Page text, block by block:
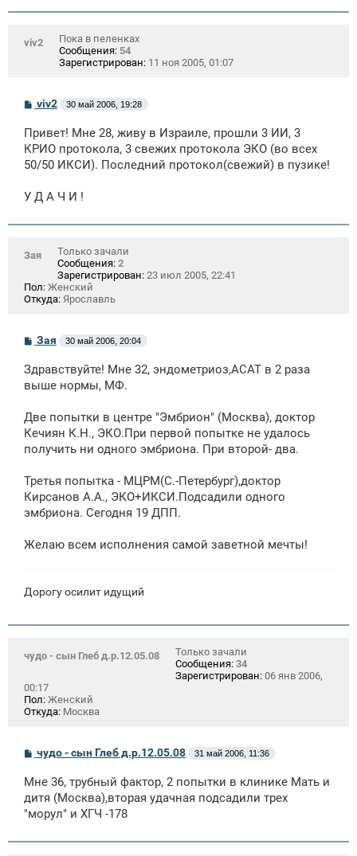
viv2
Пока в пеленках
Сообщения: 54
Зарегистрирован: 11 ноя 2005, 01:07
С
б
щ
е
н
е
viv2 30 май 2006, 19:28
Привет! Мне 28, живу в Израиле, прошли 3 ИИ, 3
КРИО протокола, 3 свежих протокола ЭКО (во всех
50/50 ИКСИ). Последний протокол(свежий) в пузике!
У Д А Ч И !
Зая
Только зачали
Сообщения: 2
Зарегистрирован: 23 июл 2005, 22:41
Пол: Женский
Откуда: Ярославль
С
б
щ
и
Зая 30 май 2006, 20:04
Здравствуйте! Мне 32, эндометриоз,АСАТ в 2 раза
выше нормы, МФ.
Две попытки в центре "Эмбрион" (Москва), доктор
Кечиян К.Н., ЭКО.При первой попытке не удалось
получить ни одного эмбриона. При второй- два.
Третья попытка - МЦРМ(С.-Петербург),доктор
Кирсанов А.А., ЭКО+ИКСИ.Подсадили одного
эмбриона. Сегодня 19 ДПП.
Желаю всем исполнения самой заветной мечты!
Дорогу осилит идущий
чудо - сын Глеб д.р.12.05.08
Только зачали
Сообщения: 34
Зарегистрирован: 06 янв 2006,
00:17
Пол: Женский
Откуда: Москва
С
о
б
щ
н
е
чудо - сын Глеб д.р.12.05.08 31 май 2006, 11:36
Мне 36, трубный фактор, 2 попытки в клинике Мать и
дитя (Москва),вторая удачная подсадили трех
"морул" и ХГЧ -178